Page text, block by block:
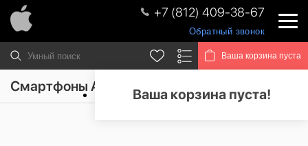
+7 (812) 409-38-67
Обратный звонок
Ваша корзина пуста
Ваша корзина пуста!
Смартфоны Apple iPhone 6S Plus